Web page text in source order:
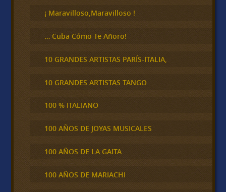
¡ Maravilloso,Maravilloso !
… Cuba Cómo Te Añoro!
10 GRANDES ARTISTAS PARÍS-ITALIA,
10 GRANDES ARTISTAS TANGO
100 % ITALIANO
100 AÑOS DE JOYAS MUSICALES
100 AÑOS DE LA GAITA
100 AÑOS DE MARIACHI